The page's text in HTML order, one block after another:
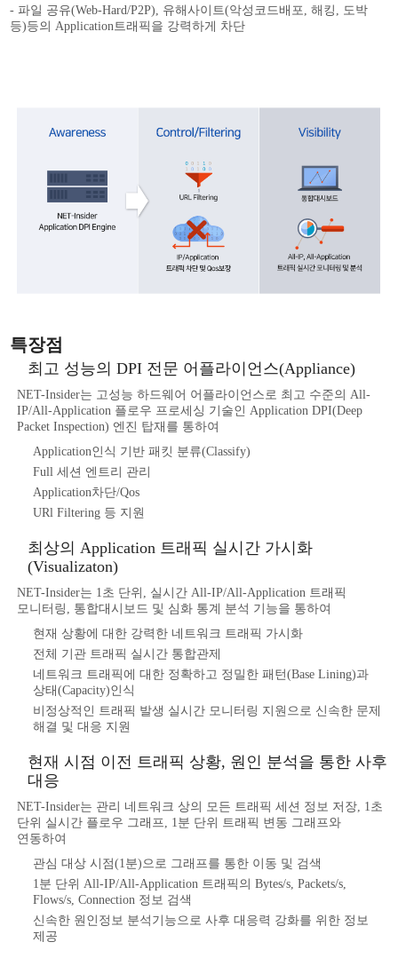
- 파일 공유(Web-Hard/P2P), 유해사이트(악성코드배포, 해킹, 도박
등)등의 Application트래픽을 강력하게 차단
특장점
최고 성능의 DPI 전문 어플라이언스(Appliance)
NET-Insider는 고성능 하드웨어 어플라이언스로 최고 수준의 All-
IP/All-Application 플로우 프로세싱 기술인 Application DPI(Deep
Packet Inspection) 엔진 탑재를 통하여
Application인식 기반 패킷 분류(Classify)
Full 세션 엔트리 관리
Application차단/Qos
URl Filtering 등 지원
최상의 Application 트래픽 실시간 가시화
(Visualizaton)
NET-Insider는 1초 단위, 실시간 All-IP/All-Application 트래픽
모니터링, 통합대시보드 및 심화 통계 분석 기능을 통하여
현재 상황에 대한 강력한 네트워크 트래픽 가시화
전체 기관 트래픽 실시간 통합관제
네트워크 트래픽에 대한 정확하고 정밀한 패턴(Base Lining)과
상태(Capacity)인식
비정상적인 트래픽 발생 실시간 모니터링 지원으로 신속한 문제
해결 및 대응 지원
현재 시점 이전 트래픽 상황, 원인 분석을 통한 사후
대응
NET-Insider는 관리 네트워크 상의 모든 트래픽 세션 정보 저장, 1초
단위 실시간 플로우 그래프, 1분 단위 트래픽 변동 그래프와
연동하여
관심 대상 시점(1분)으로 그래프를 통한 이동 및 검색
1분 단위 All-IP/All-Application 트래픽의 Bytes/s, Packets/s,
Flows/s, Connection 정보 검색
신속한 원인정보 분석기능으로 사후 대응력 강화를 위한 정보
제공